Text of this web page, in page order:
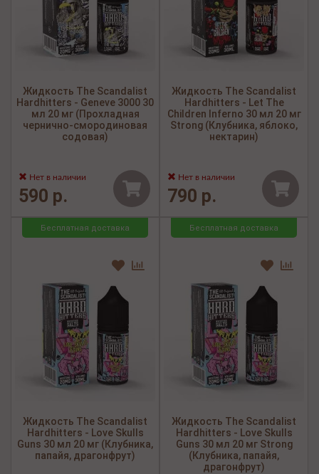
Жидкость The Scandalist
Hardhitters - Geneve 3000 30
мл 20 мг (Прохладная
чернично-смородиновая
содовая)
Нет в наличии
590 р.
Жидкость The Scandalist
Hardhitters - Let The
Children Inferno 30 мл 20 мг
Strong (Клубника, яблоко,
нектарин)
Нет в наличии
790 р.
Бесплатная доставка
Жидкость The Scandalist
Hardhitters - Love Skulls
Guns 30 мл 20 мг (Клубника,
папайя, драгонфрут)
Бесплатная доставка
Жидкость The Scandalist
Hardhitters - Love Skulls
Guns 30 мл 20 мг Strong
(Клубника, папайя,
драгонфрут)